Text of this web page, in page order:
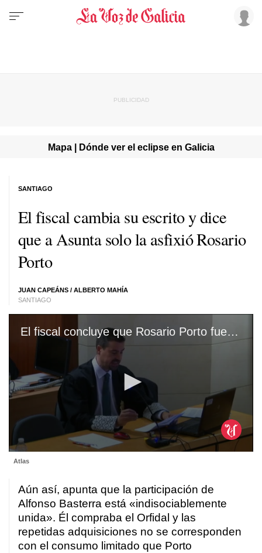
Mapa | Dónde ver el eclipse en Galicia
El fiscal cambia su escrito y dice
que a Asunta solo la asfixió Rosario
Porto
JUAN CAPEÁNS / ALBERTO MAHÍA
SANTIAGO
SANTIAGO
El fiscal concluye que Rosario Porto fue quien asfixió a Asunta
seconds
minute,
seconds
Atlas
Aún así, apunta que la participación de
Alfonso Basterra está «indisociablemente
unida». Él compraba el Orfidal y las
repetidas adquisiciones no se corresponden
con el consumo limitado que Porto